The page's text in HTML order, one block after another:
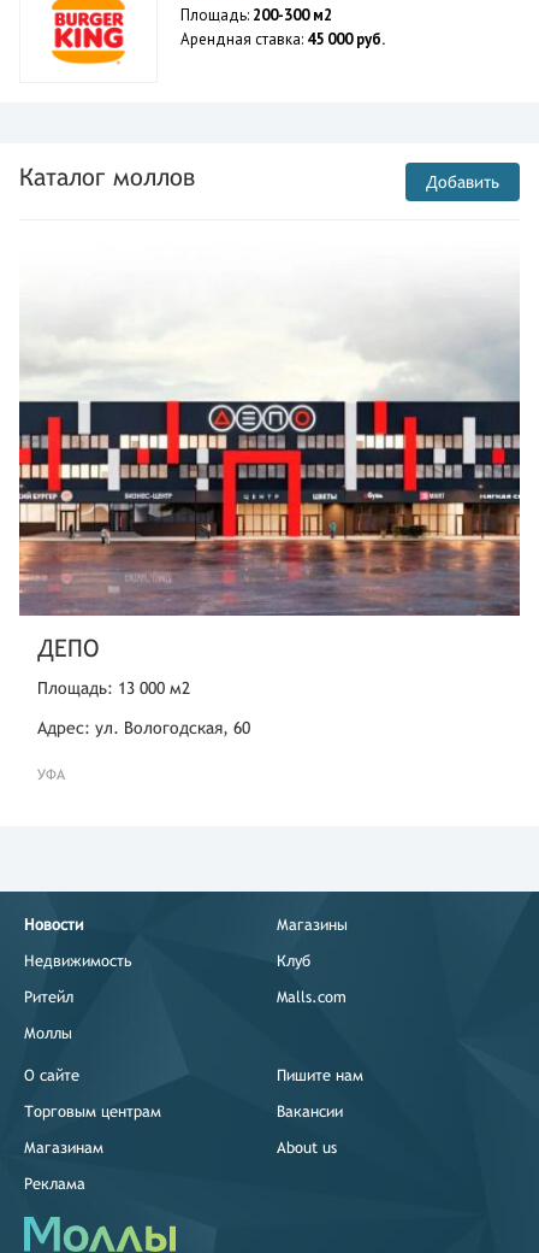
Площадь: 200-300 м2
Арендная ставка: 45 000 руб.
Каталог моллов Добавить
ДЕПО
Площадь: 13 000 м2
Адрес: ул. Вологодская, 60
УФА
Новости
Недвижимость
Ритейл
Моллы
Магазины
Клуб
Malls.com
О сайте
Торговым центрам
Магазинам
Реклама
Пишите нам
Вакансии
About us